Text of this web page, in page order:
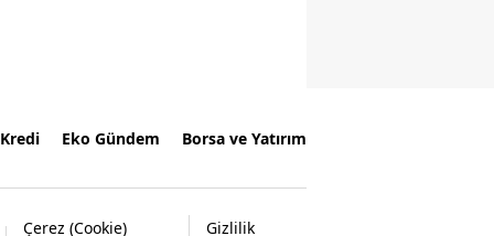
Kredi Eko Gündem Borsa ve Yatırım
Çerez (Cookie) Gizlilik